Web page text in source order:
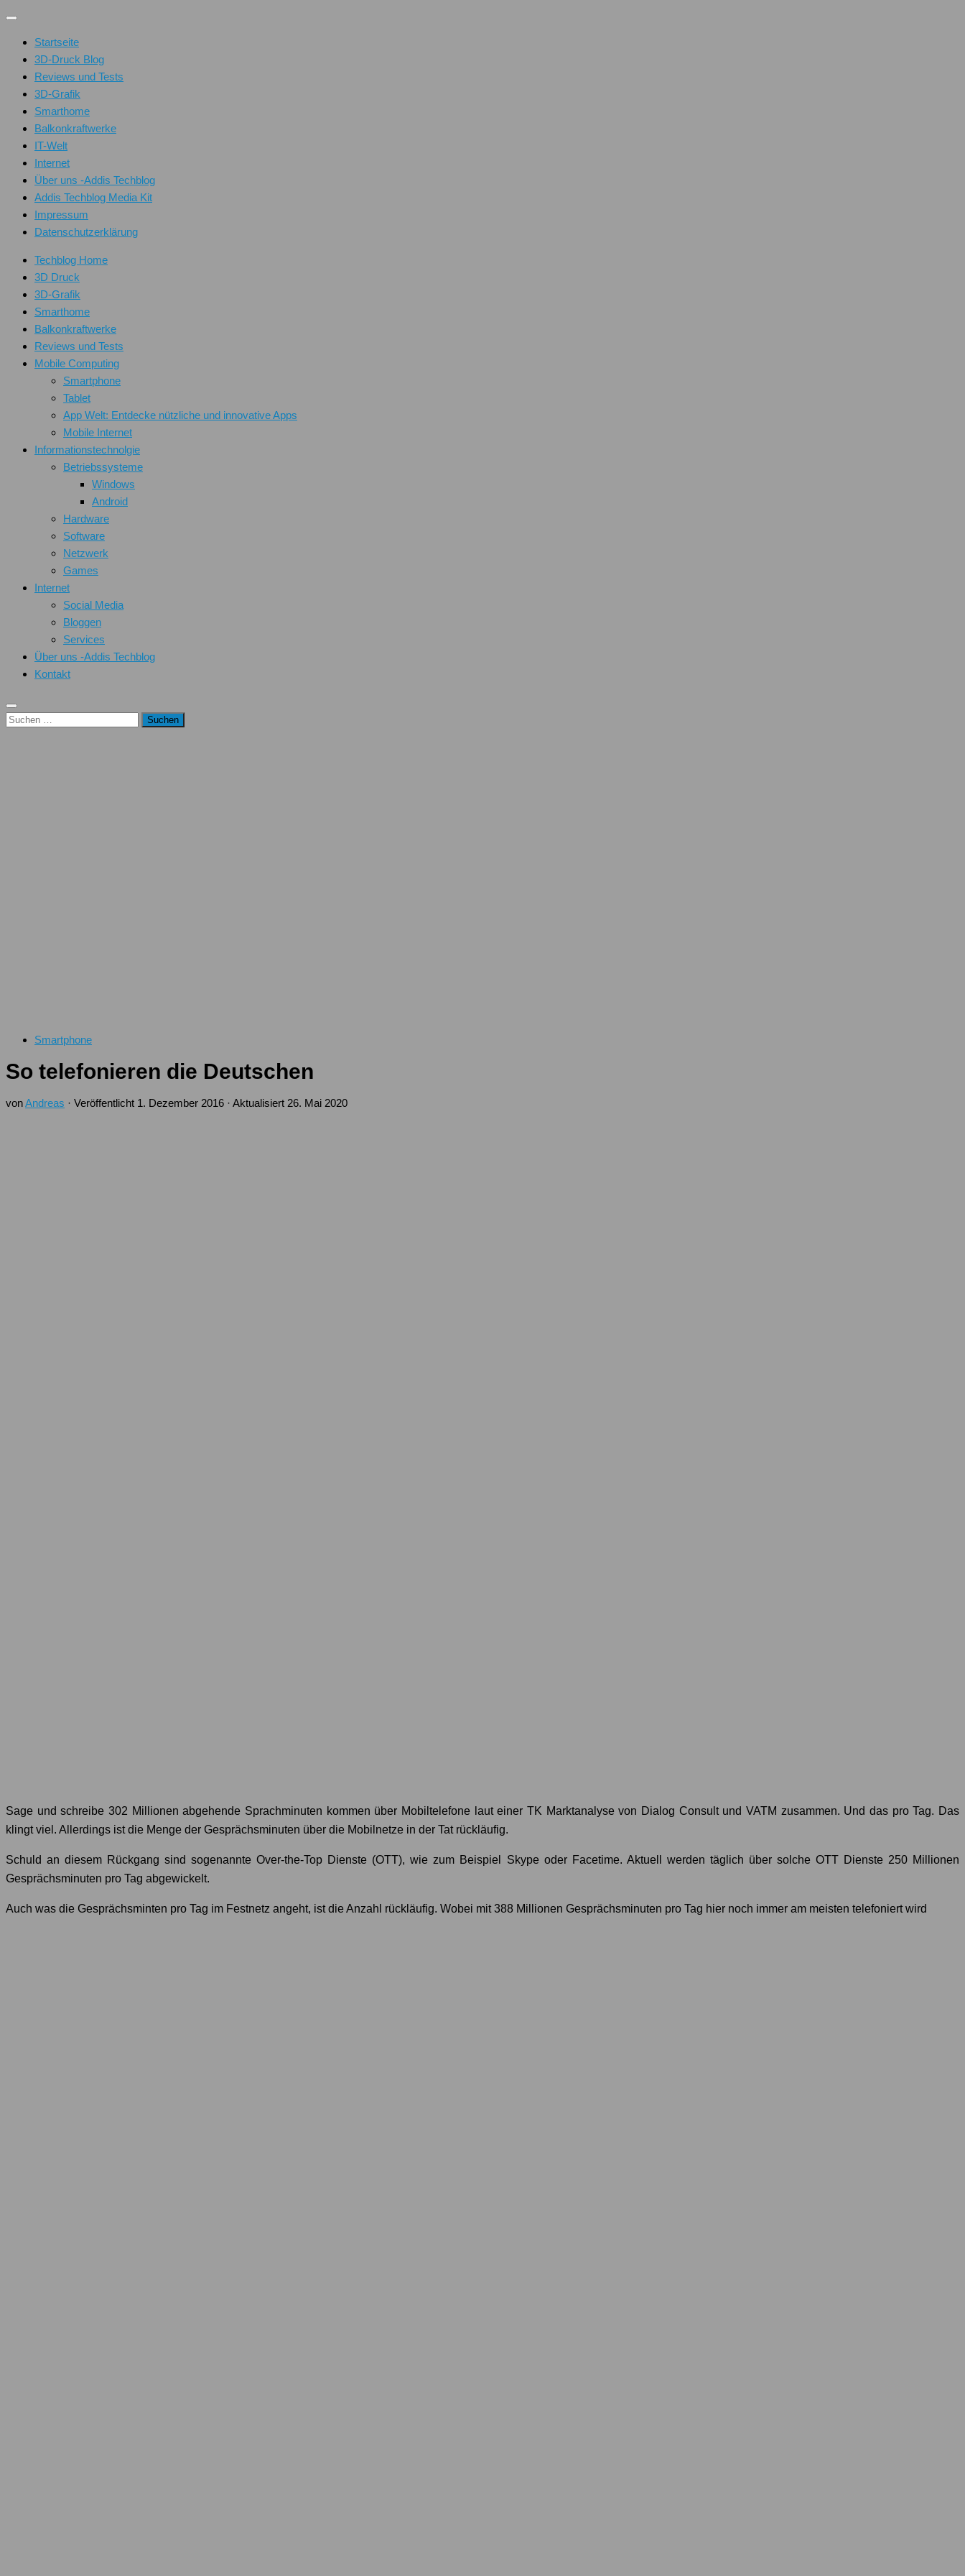
Unter
Inhalt
Startseite
3D-Druck Blog
Reviews und Tests
3D-Grafik
Smarthome
Balkonkraftwerke
IT-Welt
Internet
Über uns -Addis Techblog
Addis Techblog Media Kit
Impressum
Datenschutzerklärung
Techblog Home
3D Druck
3D-Grafik
Smarthome
Balkonkraftwerke
Reviews und Tests
Mobile Computing
Smartphone
Tablet
App Welt: Entdecke nützliche und innovative Apps
Mobile Internet
Informationstechnolgie
Betriebssysteme
Windows
Android
Hardware
Software
Netzwerk
Games
Internet
Social Media
Bloggen
Services
Über uns -Addis Techblog
Kontakt
Suchen
Smartphone
So telefonieren die Deutschen
vonAndreas · Veröffentlicht 1. Dezember 2016 · Aktualisiert 26. Mai 2020
Sage und schreibe 302 Millionen abgehende Sprachminuten kommen über Mobiltelefone laut einer TK Marktanalyse von Dialog Consult und VATM zusammen. Und das pro Tag. Das
klingt viel. Allerdings ist die Menge der Gesprächsminuten über die Mobilnetze in der Tat rückläufig.
Schuld an diesem Rückgang sind sogenannte Over-the-Top Dienste (OTT), wie zum Beispiel Skype oder Facetime. Aktuell werden täglich über solche OTT Dienste 250 Millionen
Gesprächsminuten pro Tag abgewickelt.
Auch was die Gesprächsminten pro Tag im Festnetz angeht, ist die Anzahl rückläufig. Wobei mit 388 Millionen Gesprächsminuten pro Tag hier noch immer am meisten telefoniert wird